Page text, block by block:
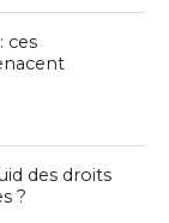
ces
des droits
?